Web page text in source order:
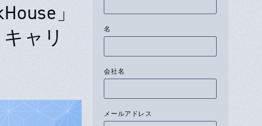
」
ャリ
名
会社名
メールアドレス